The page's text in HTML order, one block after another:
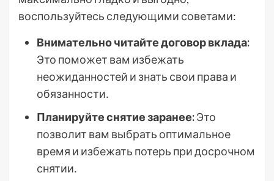
воспользуйтесь следующими советами:
Внимательно читайте договор вклада:
Это поможет вам избежать
неожиданностей и знать свои права и
обязанности․
Планируйте снятие заранее:Это
позволит вам выбрать оптимальное
время и избежать потерь при досрочном
снятии․